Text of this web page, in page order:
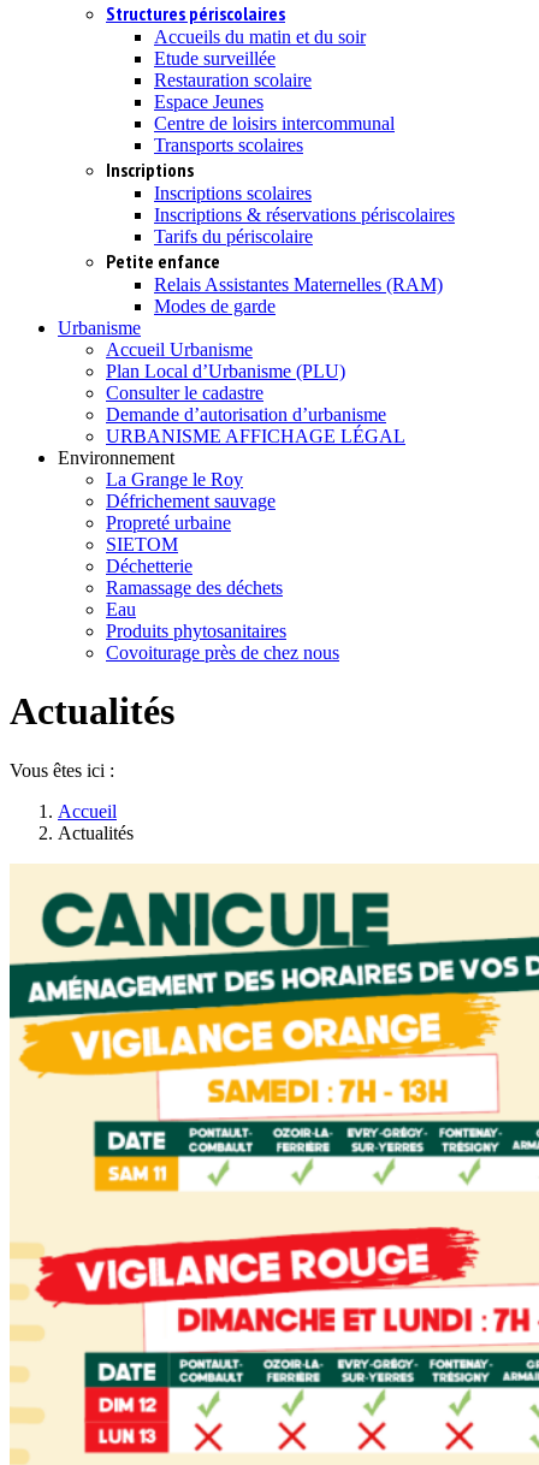
Structures périscolaires
Accueils du matin et du soir
Etude surveillée
Restauration scolaire
Espace Jeunes
Centre de loisirs intercommunal
Transports scolaires
Inscriptions
Inscriptions scolaires
Inscriptions & réservations périscolaires
Tarifs du périscolaire
Petite enfance
Relais Assistantes Maternelles (RAM)
Modes de garde
Urbanisme
Accueil Urbanisme
Plan Local d’Urbanisme (PLU)
Consulter le cadastre
Demande d’autorisation d’urbanisme
URBANISME AFFICHAGE LÉGAL
Environnement
La Grange le Roy
Défrichement sauvage
Propreté urbaine
SIETOM
Déchetterie
Ramassage des déchets
Eau
Produits phytosanitaires
Covoiturage près de chez nous
Actualités
Vous êtes ici :
Accueil
Actualités